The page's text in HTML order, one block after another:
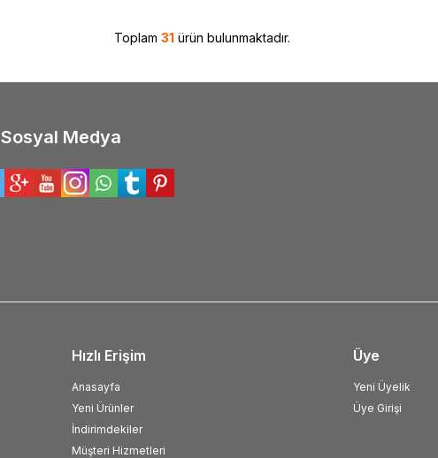
Toplam 31 ürün bulunmaktadır.
Sosyal Medya
Hızlı Erişim
Anasayfa
Yeni Ürünler
İndirimdekiler
Müşteri Hizmetleri
Üye
Yeni Üyelik
Üye Girişi